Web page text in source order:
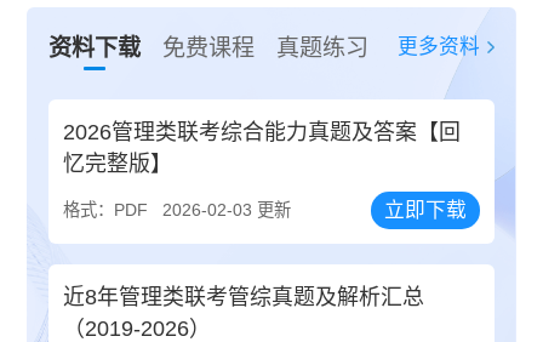
资料下载 免费课程 真题练习 更多资料
2026管理类联考综合能力真题及答案【回
忆完整版】
格式：PDF 2026-02-03 更新 立即下载
近8年管理类联考管综真题及解析汇总
（2019-2026）